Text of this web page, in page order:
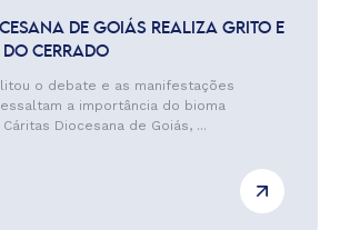
DE GOIÁS REALIZA GRITO E
DO CERRADO
o debate e as manifestações
a importância do bioma
Diocesana de Goiás, ...